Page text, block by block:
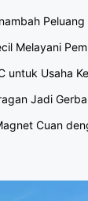
Peluang
Melayani
untuk Usaha
Jadi
Cuan